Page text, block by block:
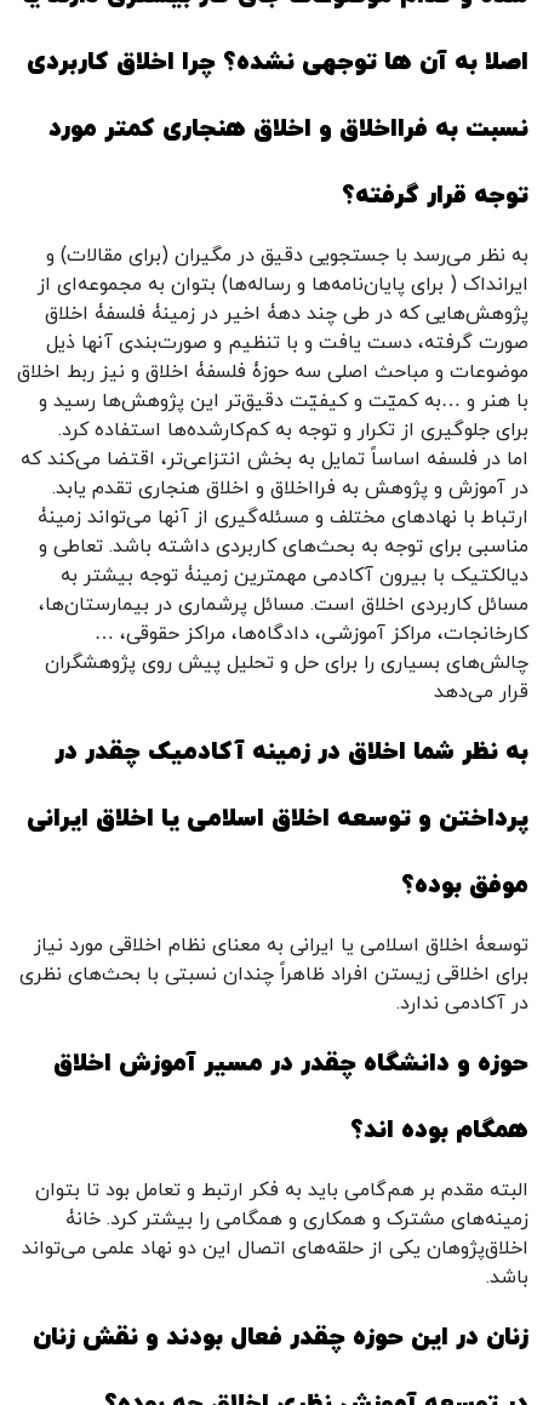
اصلا به آن ها توجهی نشده؟ چرا اخلاق کاربردی
نسبت به فرااخلاق و اخلاق هنجاری کمتر مورد
توجه قرار گرفته؟
به نظر می‌رسد با جستجویی دقیق در مگیران (برای مقالات) و
ایرانداک ( برای پایان‌نامه‌ها و رساله‌ها) بتوان به مجموعه‌ای از
پژوهش‌هایی که در طی چند دهۀ اخیر در زمینۀ فلسفۀ اخلاق
صورت گرفته، دست یافت و با تنظیم و صورت‌بندی آنها ذیل
موضوعات و مباحث اصلی سه حوزۀ فلسفۀ اخلاق و نیز ربط اخلاق
با هنر و …به کمیّت و کیفیّت دقیق‌تر این پژوهش‌ها رسید و
برای جلوگیری از تکرار و توجه به کم‌کارشده‌ها استفاده کرد.
اما در فلسفه اساساً تمایل به بخش انتزاعی‌تر، اقتضا می‌کند که
در آموزش و پژوهش به فرااخلاق و اخلاق هنجاری تقدم یابد.
ارتباط با نهادهای مختلف و مسئله‌گیری از آنها می‌تواند زمینۀ
مناسبی برای توجه به بحث‌های کاربردی داشته باشد. تعاطی و
دیالکتیک با بیرون آکادمی مهمترین زمینۀ توجه بیشتر به
مسائل کاربردی اخلاق است. مسائل پرشماری در بیمارستان‌ها،
کارخانجات، مراکز آموزشی، دادگاه‌ها، مراکز حقوقی، …
چالش‌‌های بسیاری را برای حل و تحلیل پیش روی پژوهشگران
قرار می‌دهد
به نظر شما اخلاق در زمینه آکادمیک چقدر در
پرداختن و توسعه اخلاق اسلامی یا اخلاق ایرانی
موفق بوده؟
توسعۀ اخلاق اسلامی یا ایرانی به معنای نظام اخلاقی مورد نیاز
برای اخلاقی زیستن افراد ظاهراً چندان نسبتی با بحث‌های نظری
در آکادمی ندارد.
حوزه و دانشگاه چقدر در مسیر آموزش اخلاق
همگام بوده اند؟
البته مقدم بر هم‌گامی باید به فکر ارتبط و تعامل بود تا بتوان
زمینه‌های مشترک و همکاری و همگامی را بیشتر کرد. خانۀ
اخلاق‌پژوهان یکی از حلقه‌های اتصال این دو نهاد علمی می‌تواند
باشد.
زنان در این حوزه چقدر فعال بودند و نقش زنان